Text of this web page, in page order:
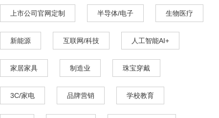
上市公司官网定制 半导体/电子 生物医疗
新能源 互联网/科技 人工智能AI+
家居家具 制造业 珠宝穿戴
3C/家电 品牌营销 学校教育